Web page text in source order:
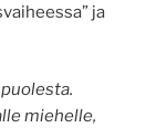
ja
miehelle,